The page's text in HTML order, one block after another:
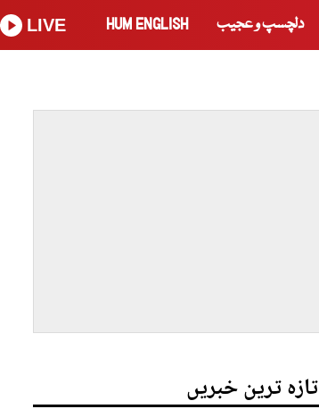
دلچسپ و عجیب HUM ENGLISH
LIVE
تازہ ترین خبریں